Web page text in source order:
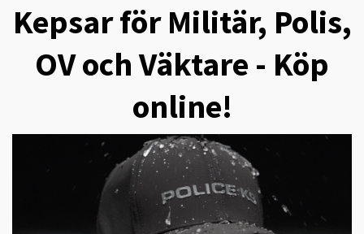
Kepsar för Militär, Polis,
OV och Väktare - Köp
online!